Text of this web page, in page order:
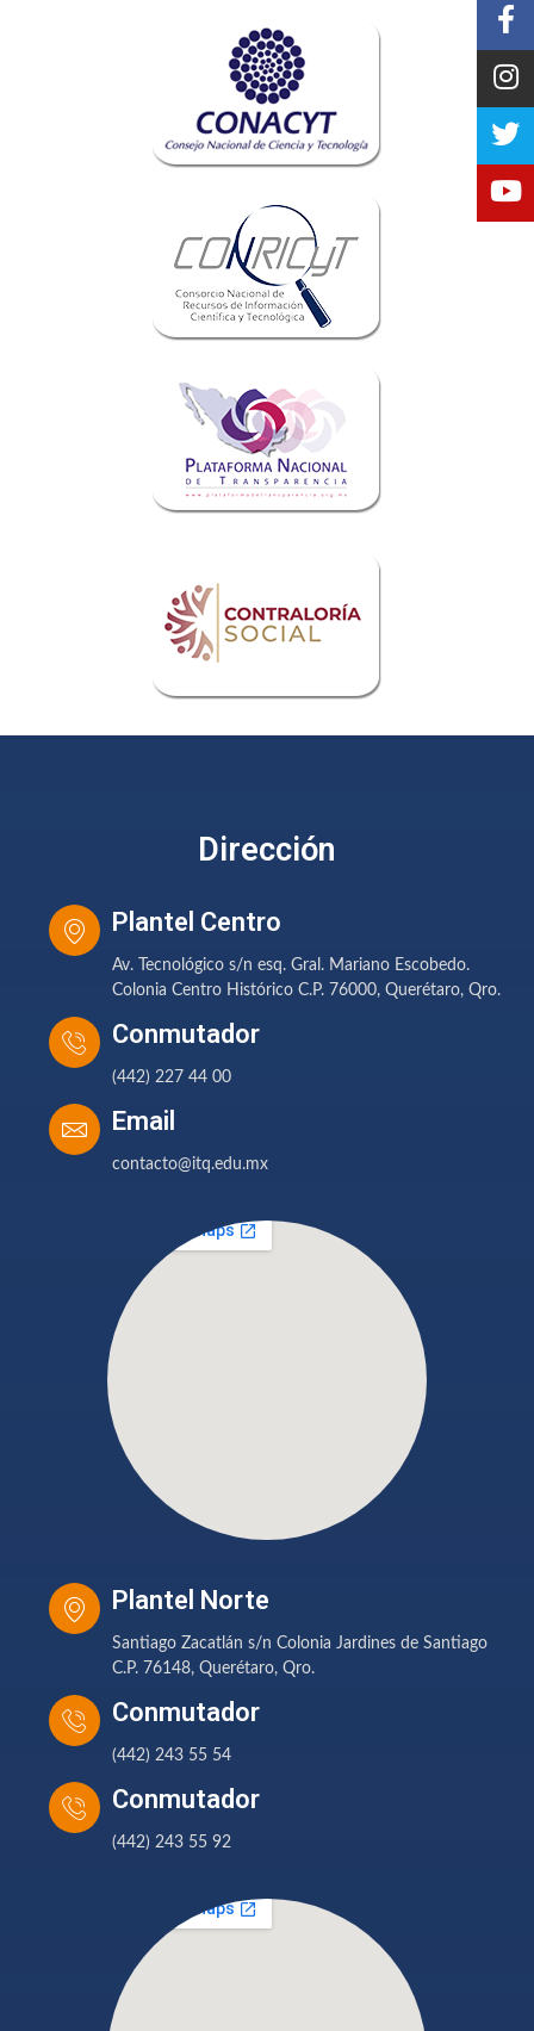
Dirección
Plantel Centro
Av. Tecnológico s/n esq. Gral. Mariano Escobedo.
Colonia Centro Histórico C.P. 76000, Querétaro, Qro.
Conmutador
(442) 227 44 00
Email
contacto@itq.edu.mx
Plantel Norte
Santiago Zacatlán s/n Colonia Jardines de Santiago
C.P. 76148, Querétaro, Qro.
Conmutador
(442) 243 55 54
Conmutador
(442) 243 55 92